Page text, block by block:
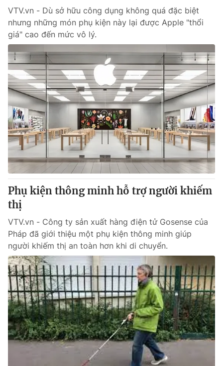
Tổng Biên tập:
Vũ Thanh Thủy
Phó Tổng Biên tập: Nguyễn Thị Mỹ Hạnh, Phạm Quốc Thắng,
Nguyễn Trọng Ninh
Tổng đài VTV:024.38 355 931 - 024.38 355 932
Ðiện thoại Thời báo VTV: 024.66 897 897
Email:toasoan@vtv.vn
Liên hệ quảng cáo:024-7300.7108
® Cấm sao chép dưới mọi hình thức nếu không có sự chấp
thuận bằng văn bản. Ghi rõ nguồn VTV.vn khi phát hành lại
thông tin từ website này.
VTV.vn - Dù sở hữu công dụng không quá đặc biệt
nhưng những món phụ kiện này lại được Apple "thổi
giá" cao đến mức vô lý.
Phụ kiện thông minh hỗ trợ người khiếm
thị
VTV.vn - Công ty sản xuất hàng điện tử Gosense của
Pháp đã giới thiệu một phụ kiện thông minh giúp
người khiếm thị an toàn hơn khi di chuyển.